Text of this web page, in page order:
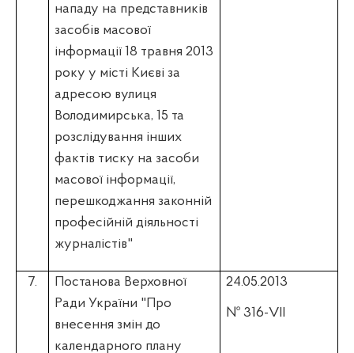
нападу на представників
засобів масової
інформації 18 травня 2013
року у місті Києві за
адресою вулиця
Володимирська, 15 та
розслідування інших
фактів тиску на засоби
масової інформації,
перешкоджання законній
професійній діяльності
журналістів"
7.
Постанова Верховної
Ради України "Про
внесення змін до
календарного плану
24.05.2013
№ 316-VII